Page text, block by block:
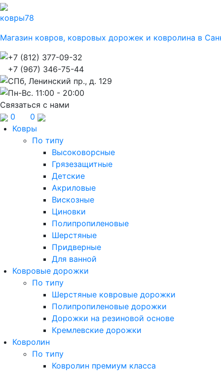
ковры78
Магазин ковров, ковровых дорожек и ковролина в
+7 (812) 377-09-32
+7 (967) 346-75-44
СПб, Ленинский пр., д. 129
Пн-Вс. 11:00 - 20:00
Связаться с нами
0
0
Ковры
По типу
Высоковорсные
Грязезащитные
Детские
Акриловые
Вискозные
Циновки
Полипропиленовые
Шерстяные
Придверные
Для ванной
Ковровые дорожки
По типу
Шерстяные ковровые дорожки
Полипропиленовые дорожки
Дорожки на резиновой основе
Кремлевские дорожки
Ковролин
По типу
Ковролин премиум класса